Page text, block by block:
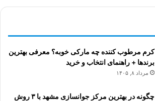
کرم مرطوب کننده چه مارکی خوبه؟ معرفی بهترین
برندها + راهنمای انتخاب و خرید
مرداد ۸, ۱۴۰۵
چگونه در بهترین مرکز جوانسازی مشهد با ۳ روش